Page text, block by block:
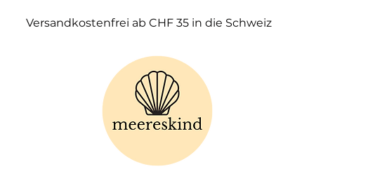
Versandkostenfrei ab CHF 35 in die Schweiz